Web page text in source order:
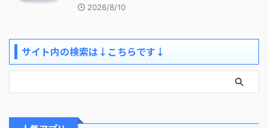
2026/8/10
サイト内の検索は↓こちらです↓